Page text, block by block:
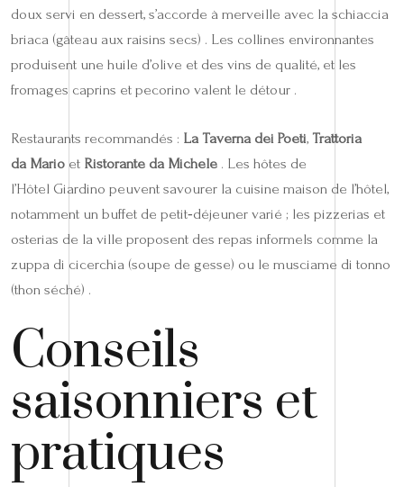
doux servi en dessert, s’accorde à merveille avec la schiaccia
briaca (gâteau aux raisins secs) . Les collines environnantes
produisent une huile d’olive et des vins de qualité, et les
fromages caprins et pecorino valent le détour .
Restaurants recommandés : La Taverna dei Poeti, Trattoria
da Mario et Ristorante da Michele . Les hôtes de
l’Hôtel Giardino peuvent savourer la cuisine maison de l’hôtel,
notamment un buffet de petit‑déjeuner varié ; les pizzerias et
osterias de la ville proposent des repas informels comme la
zuppa di cicerchia (soupe de gesse) ou le musciame di tonno
(thon séché) .
Conseils
saisonniers et
pratiques